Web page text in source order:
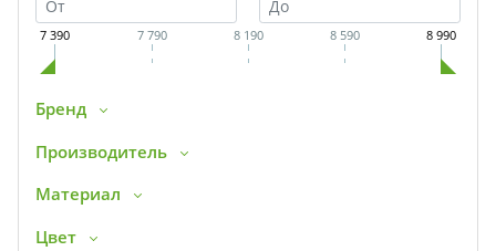
7 390 7 790 8 190 8 590 8 990
Бренд
Производитель
Материал
Цвет